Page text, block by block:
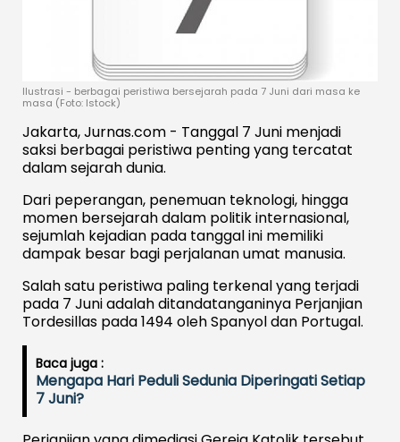
Ilustrasi - berbagai peristiwa bersejarah pada 7 Juni dari masa ke
masa (Foto: Istock)
Jakarta, Jurnas.com - Tanggal 7 Juni menjadi
saksi berbagai peristiwa penting yang tercatat
dalam sejarah dunia.
Dari peperangan, penemuan teknologi, hingga
momen bersejarah dalam politik internasional,
sejumlah kejadian pada tanggal ini memiliki
dampak besar bagi perjalanan umat manusia.
Salah satu peristiwa paling terkenal yang terjadi
pada 7 Juni adalah ditandatanganinya Perjanjian
Tordesillas pada 1494 oleh Spanyol dan Portugal.
Baca juga :
Mengapa Hari Peduli Sedunia Diperingati Setiap
7 Juni?